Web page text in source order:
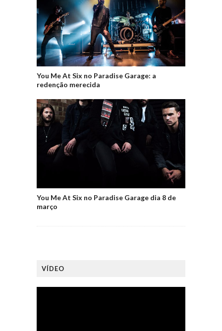
You Me At Six no Paradise Garage: a
redenção merecida
You Me At Six no Paradise Garage dia 8 de
março
VÍDEO